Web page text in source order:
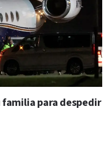
familia para despedir